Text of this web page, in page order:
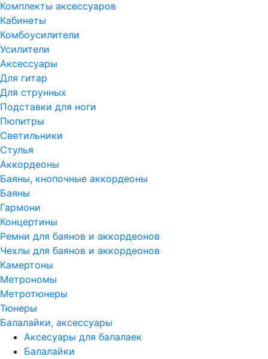
Комплекты аксессуаров
Кабинеты
Комбоусилители
Усилители
Аксессуары
Для гитар
Для струнных
Подставки для ноги
Пюпитры
Светильники
Стулья
Аккордеоны
Баяны, кнопочные аккордеоны
Баяны
Гармони
Концертины
Ремни для баянов и аккордеонов
Чехлы для баянов и аккордеонов
Камертоны
Метрономы
Метротюнеры
Тюнеры
Балалайки, аксессуары
Аксесуары для балалаек
Балалайки